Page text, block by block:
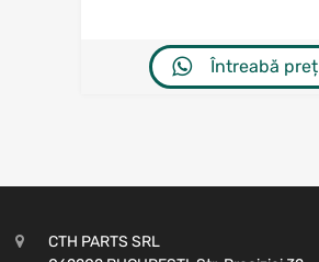
Întreabă preț
CTH PARTS SRL